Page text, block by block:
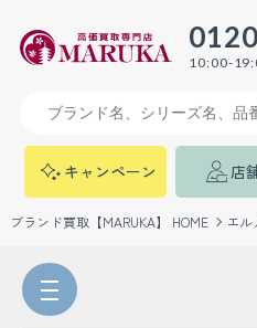
10:00-
キャンペーン 店
ブランド買取【MARUKA】 HOME エル